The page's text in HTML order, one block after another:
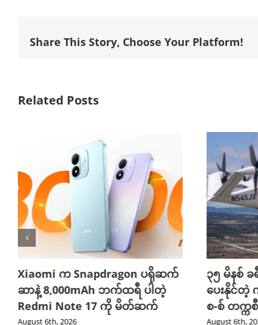
Share This Story, Choose Your Platform!
Related Posts
Xiaomi က Snapdragon ပရိုဆက်
ဆာနဲ့ 8,000mAh ဘက်ထရီ ပါတဲ့
Redmi Note 17 ကို မိတ်ဆက်
August 6th, 2026
၃၅ မိနစ်
ပေးနိုင်တဲ့
စ-စ် တက္က
August 6th,